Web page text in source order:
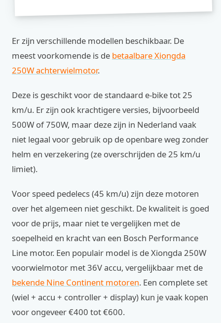
Er zijn verschillende modellen beschikbaar. De
meest voorkomende is de betaalbare Xiongda
250W achterwielmotor.
Deze is geschikt voor de standaard e-bike tot 25
km/u. Er zijn ook krachtigere versies, bijvoorbeeld
500W of 750W, maar deze zijn in Nederland vaak
niet legaal voor gebruik op de openbare weg zonder
helm en verzekering (ze overschrijden de 25 km/u
limiet).
Voor speed pedelecs (45 km/u) zijn deze motoren
over het algemeen niet geschikt. De kwaliteit is goed
voor de prijs, maar niet te vergelijken met de
soepelheid en kracht van een Bosch Performance
Line motor. Een populair model is de Xiongda 250W
voorwielmotor met 36V accu, vergelijkbaar met de
bekende Nine Continent motoren. Een complete set
(wiel + accu + controller + display) kun je vaak kopen
voor ongeveer €400 tot €600.